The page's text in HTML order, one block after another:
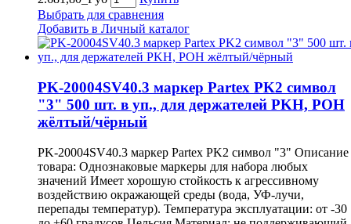
Выбрать для сравнения
Добавить в Личный каталог
PK-20004SV40.3 маркер Partex PK2 символ
"3" 500 шт. в уп., для держателей PKH, POH
жёлтый/чёрный
PK-20004SV40.3 маркер Partex PK2 символ "3" Описание
товара: Однознаковые маркеры для набора любых
значений Имеет хорошую стойкость к агрессивному
воздействию окражающей среды (вода, УФ-лучи,
перепады температур). Температура эксплуатации: от -30